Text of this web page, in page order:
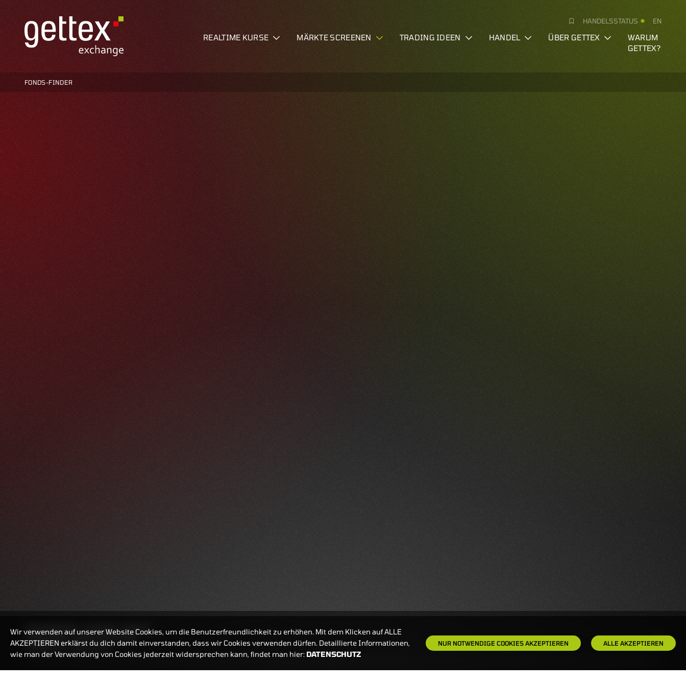
HANDELSSTATUS EN
REALTIME KURSE MÄRKTE SCREENEN TRADING IDEEN HANDEL ÜBER GETTEX
WARUM
GETTEX?
FONDS-FINDER
REALTIMEKURSE 07.08.2026
08:26:49
ZERTIFIKATE
8:00-22 UHR
Wir verwenden auf unserer Website Cookies, um die Benutzerfreundlichkeit zu erhöhen. Mit dem Klicken auf ALLE
AKZEPTIEREN erklärst du dich damit einverstanden, dass wir Cookies verwenden dürfen. Detaillierte Informationen,
wie man der Verwendung von Cookies jederzeit widersprechen kann, findet man hier: DATENSCHUTZ
NUR NOTWENDIGE COOKIES AKZEPTIEREN ALLE AKZEPTIEREN